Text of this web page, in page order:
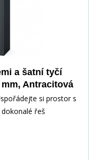
a šatní tyčí
mm, Antracitová
si prostor s
řeš